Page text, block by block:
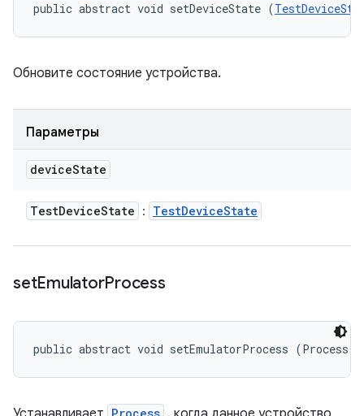
public abstract void setDeviceState (
Обновите состояние устройства.
Параметры
deviceState
TestDeviceState : TestDeviceState
setEmulatorProcess
public abstract void setEmulatorProcess (Process